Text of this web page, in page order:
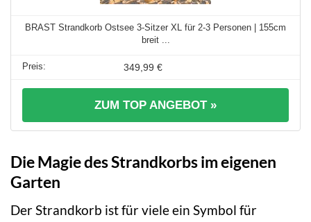
BRAST Strandkorb Ostsee 3-Sitzer XL für 2-3 Personen | 155cm
breit ...
349,99 €
ZUM TOP ANGEBOT »
Die Magie des Strandkorbs im eigenen
Garten
Der Strandkorb ist für viele ein Symbol für